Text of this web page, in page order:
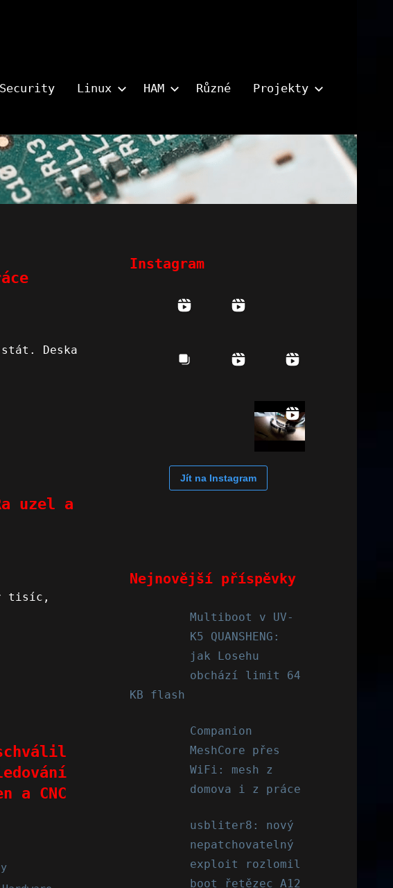
Linux HAM Různé Projekty
Deska
uzel a
tisíc,
a CNC
Instagram
Jít na Instagram
Nejnovější příspěvky
Multiboot v UV-
K5 QUANSHENG:
jak Losehu
obchází limit 64
KB flash
Companion
MeshCore přes
WiFi: mesh z
domova i z práce
usbliter8: nový
nepatchovatelný
exploit rozlomil
boot řetězec A12